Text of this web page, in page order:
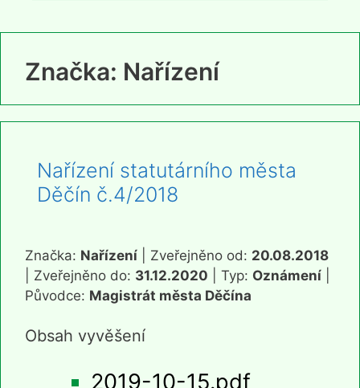
Značka: Nařízení
Nařízení statutárního města
Děčín č.4/2018
Značka: Nařízení | Zveřejněno od: 20.08.2018
| Zveřejněno do: 31.12.2020 | Typ: Oznámení
Původce: Magistrát města Děčína
Obsah vyvěšení
2019-10-15.pdf